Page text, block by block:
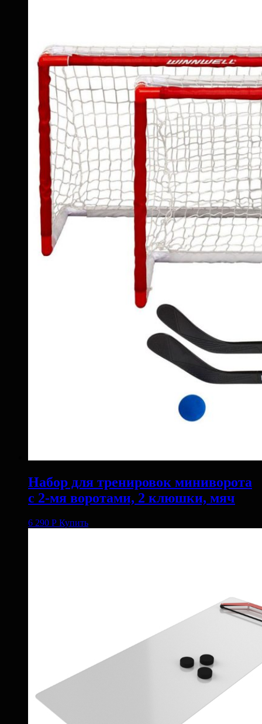
Набор для тренировок миниворота
с 2-мя воротами, 2 клюшки, мяч
6 290 Р Купить